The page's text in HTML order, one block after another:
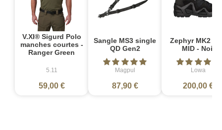
V.XI® Sigurd Polo
manches courtes -
Ranger Green
5.11
59,00 €
Sangle MS3 single
QD Gen2
Magpul
87,90 €
Zephyr MK2
MID - Noir
Lowa
200,00 €